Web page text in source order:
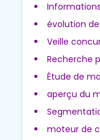
évolution
Veille
Recherche
Étude de
aperçu du
moteur de